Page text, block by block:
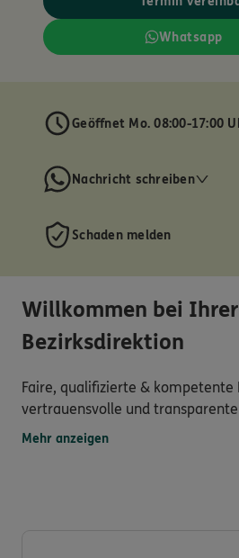
Whatsapp
Geöffnet Mo. 08:00-17:00
Nachricht schreiben
Schaden melden
Willkommen bei Ihrer
Bezirksdirektion
Faire, qualifizierte & kompetente
vertrauensvolle und
attraktive Produkte mit sehr
Mehr anzeigen